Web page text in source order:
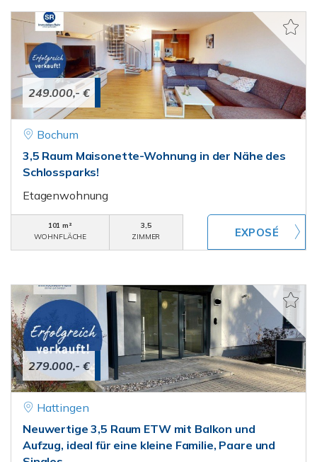
249.000,- €
Bochum
3,5 Raum Maisonette-Wohnung in der Nähe des
Schlossparks!
Etagenwohnung
101 m²
WOHNFLÄCHE
3,5
ZIMMER
279.000,- €
Hattingen
Neuwertige 3,5 Raum ETW mit Balkon und
Aufzug, ideal für eine kleine Familie, Paare und